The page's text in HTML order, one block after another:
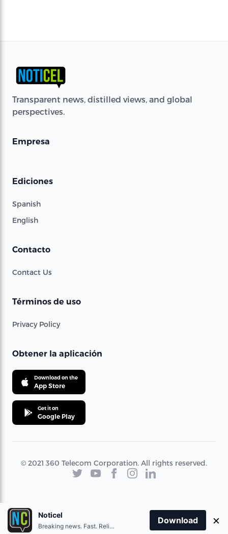
Transparent news, distilled views, and global
perspectives.
Empresa
Ediciones
Spanish
English
Contacto
Contact Us
Términos de uso
Privacy Policy
Obtener la aplicación
Download on the
App Store
Get it on
Google Play
© 2021 360 Telecom Corporation. All rights reserved.
Noticel
Breaking news. Fast. Reliable.
Download ×